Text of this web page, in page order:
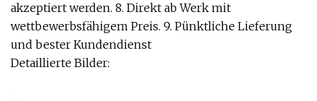
akzeptiert werden. 8. Direkt ab Werk mit
wettbewerbsfähigem Preis. 9. Pünktliche Lieferung
und bester Kundendienst
Detaillierte Bilder: